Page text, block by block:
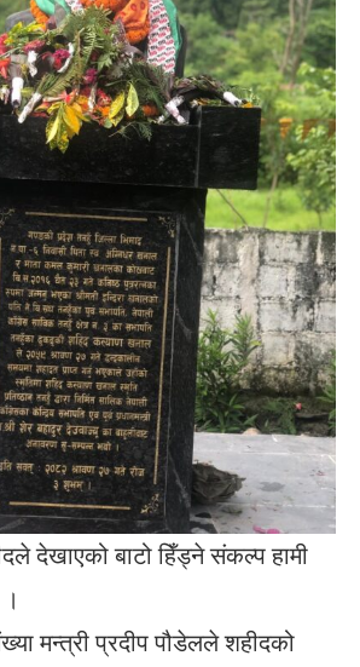
देखाएको बाटो हिँड्ने संकल्प हामी
मन्त्री प्रदीप पौडेलले शहीदको